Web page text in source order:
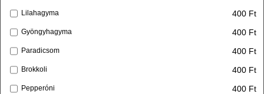
Lilahagyma 400 Ft
Gyöngyhagyma 400 Ft
Paradicsom 400 Ft
Brokkoli 400 Ft
Pepperóni 400 Ft